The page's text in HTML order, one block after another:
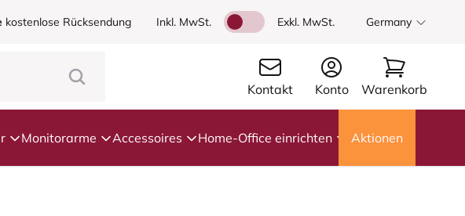
kostenlose Rücksendung Inkl. MwSt. Exkl. MwSt. Germany
Kontakt Konto Warenkorb
Monitorarme Accessoires Home-Office einrichten Aktionen